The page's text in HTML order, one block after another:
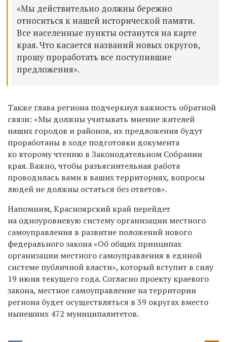
«Мы действительно должны бережно
относиться к нашей исторической памяти.
Все населенные пункты останутся на карте
края. Что касается названий новых округов,
прошу проработать все поступившие
предложения».
Также глава региона подчеркнул важность обратной
связи: «Мы должны учитывать мнение жителей
наших городов и районов, их предложения будут
проработаны в ходе подготовки документа
ко второму чтению в Законодательном Собрании
края. Важно, чтобы разъяснительная работа
проводилась вами в ваших территориях, вопросы
людей не должны остаться без ответов».
Напомним, Красноярский край перейдет
на одноуровневую систему организации местного
самоуправления в развитие положений нового
федерального закона«Об общих принципах
организации местного самоуправления в единой
системе публичной власти», который вступит в силу
19 июня текущего года. Согласно проекту краевого
закона, местное самоуправление на территории
региона будет осуществляться в 39 округах вместо
нынешних 472 муниципалитетов.